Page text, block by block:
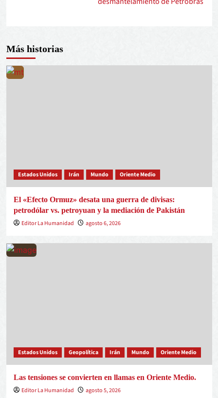
Más historias
Estados Unidos Irán Mundo Oriente Medio
El «Efecto Ormuz» desata una guerra de divisas:
petrodólar vs. petroyuan y la mediación de Pakistán
Editor La Humanidad
agosto 6, 2026
Estados Unidos Geopolítica Irán Mundo Oriente Medio
Las tensiones se convierten en llamas en Oriente Medio.
Editor La Humanidad
agosto 5, 2026